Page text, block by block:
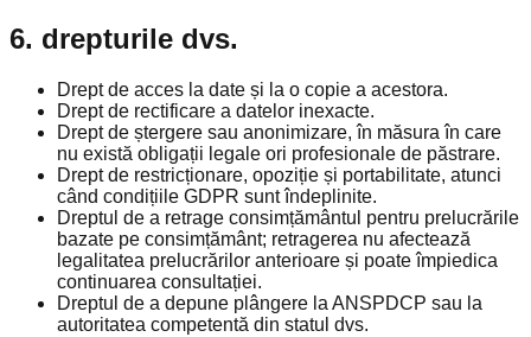
6. drepturile dvs.
Drept de acces la date și la o copie a acestora.
Drept de rectificare a datelor inexacte.
Drept de ștergere sau anonimizare, în măsura în care
nu există obligații legale ori profesionale de păstrare.
Drept de restricționare, opoziție și portabilitate, atunci
când condițiile GDPR sunt îndeplinite.
Dreptul de a retrage consimțământul pentru prelucrările
bazate pe consimțământ; retragerea nu afectează
legalitatea prelucrărilor anterioare și poate împiedica
continuarea consultației.
Dreptul de a depune plângere la ANSPDCP sau la
autoritatea competentă din statul dvs.